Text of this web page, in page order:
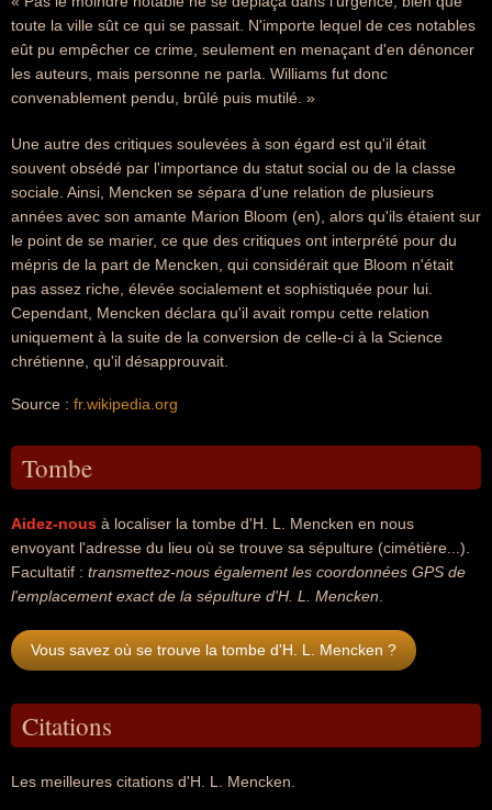
toute la ville sût ce qui se passait. N'importe lequel de ces notables
eût pu empêcher ce crime, seulement en menaçant d'en dénoncer
les auteurs, mais personne ne parla. Williams fut donc
convenablement pendu, brûlé puis mutilé. »
Une autre des critiques soulevées à son égard est qu'il était
souvent obsédé par l'importance du statut social ou de la classe
sociale. Ainsi, Mencken se sépara d'une relation de plusieurs
années avec son amante Marion Bloom (en), alors qu'ils étaient sur
le point de se marier, ce que des critiques ont interprété pour du
mépris de la part de Mencken, qui considérait que Bloom n'était
pas assez riche, élevée socialement et sophistiquée pour lui.
Cependant, Mencken déclara qu'il avait rompu cette relation
uniquement à la suite de la conversion de celle-ci à la Science
chrétienne, qu'il désapprouvait.
Source : fr.wikipedia.org
Tombe
Aidez-nous à localiser la tombe d'H. L. Mencken en nous
envoyant l'adresse du lieu où se trouve sa sépulture (cimétière...).
Facultatif : transmettez-nous également les coordonnées GPS de
l'emplacement exact de la sépulture d'H. L. Mencken
Vous savez où se trouve la tombe d'H. L. Mencken ?
Citations
Les meilleures citations d'H. L. Mencken.